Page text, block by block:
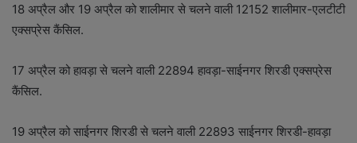
18 अप्रैल और 19 अप्रैल को शालीमार से चलने वाली 12152 शालीमार-एलटीटी
एक्सप्रेस कैंसिल.
17 अप्रैल को हावड़ा से चलने वाली 22894 हावड़ा-साईनगर शिरडी एक्सप्रेस
कैंसिल.
19 अप्रैल को साईनगर शिरडी से चलने वाली 22893 साईनगर शिरडी-हावड़ा